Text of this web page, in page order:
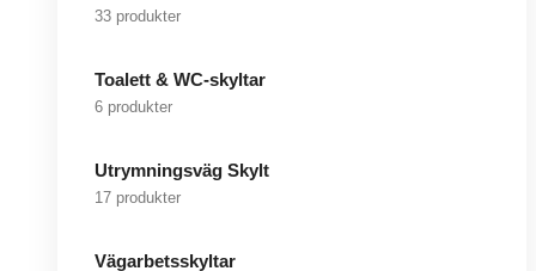
33 produkter
Toalett & WC-skyltar
6 produkter
Utrymningsväg Skylt
17 produkter
Vägarbetsskyltar